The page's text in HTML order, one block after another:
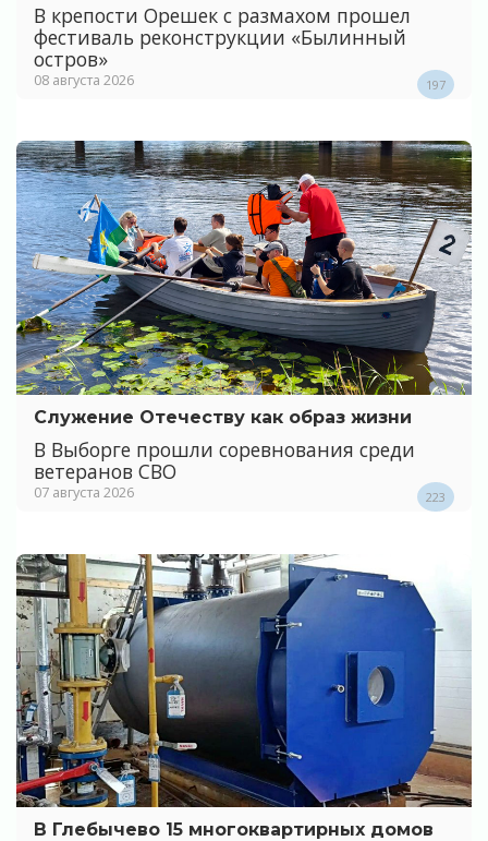
В крепости Орешек с размахом прошел
фестиваль реконструкции «Былинный
остров»
08 августа 2026 197
Служение Отечеству как образ жизни
В Выборге прошли соревнования среди
ветеранов СВО
07 августа 2026 223
В Глебычево 15 многоквартирных домов